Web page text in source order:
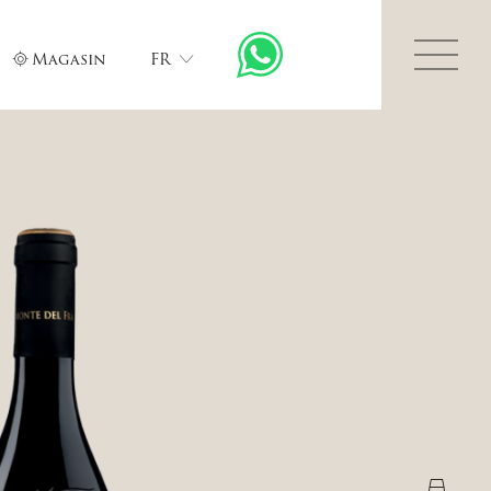
Magasin FR